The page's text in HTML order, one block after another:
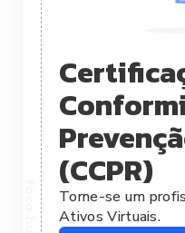
(CCPR)
Torne-se um
Ativos Virtuais.